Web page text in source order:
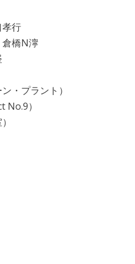
行
倉橋N濘
・プラント）
No.9）